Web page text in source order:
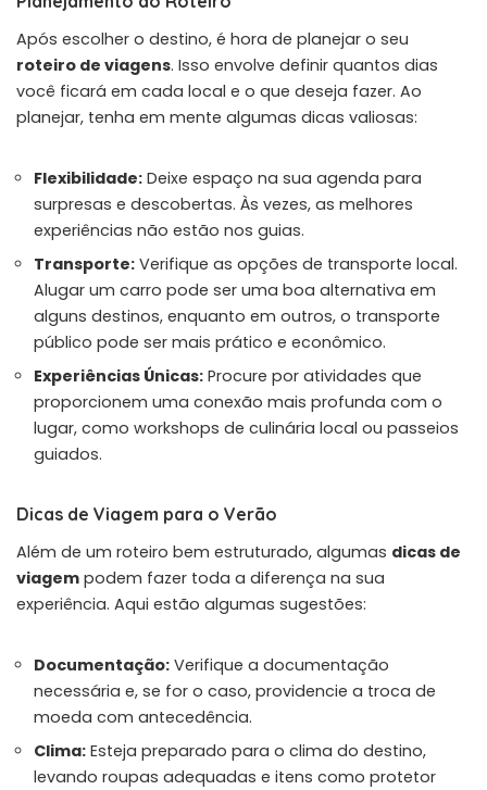
Após escolher o destino, é hora de planejar o seu
roteiro de viagens. Isso envolve definir quantos dias
você ficará em cada local e o que deseja fazer. Ao
planejar, tenha em mente algumas dicas valiosas:
Flexibilidade: Deixe espaço na sua agenda para
surpresas e descobertas. Às vezes, as melhores
experiências não estão nos guias.
Transporte: Verifique as opções de transporte local.
Alugar um carro pode ser uma boa alternativa em
alguns destinos, enquanto em outros, o transporte
público pode ser mais prático e econômico.
Experiências Únicas: Procure por atividades que
proporcionem uma conexão mais profunda com o
lugar, como workshops de culinária local ou passeios
guiados.
Dicas de Viagem para o Verão
Além de um roteiro bem estruturado, algumas dicas de
viagem podem fazer toda a diferença na sua
experiência. Aqui estão algumas sugestões:
Documentação: Verifique a documentação
necessária e, se for o caso, providencie a troca de
moeda com antecedência.
Clima: Esteja preparado para o clima do destino,
levando roupas adequadas e itens como protetor